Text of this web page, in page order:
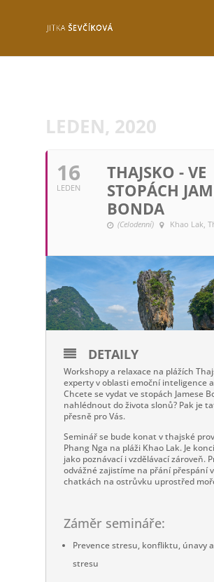
LEDEN, 2020
16
LEDEN
THAJSKO - VE
STOPÁCH
BONDA
(Celodenní) Khao Lak,
DETAILY
Workshopy a relaxace na plážích
experty v oblasti emoční inteligence
Chcete se vydat ve stopách Jamese
nahlédnout do života slonů? Pak je
přesně pro Vás. ​
Seminář se bude konat v thajské
Phang Nga na pláži Khao Lak. Je
jako poznávací i vzdělávací zároveň.
odvážné zajistíme na přání přespání v
chatkách na ostrůvku uprostřed
Záměr semináře:
Prevence stresu, konfliktu, únavy
stresu